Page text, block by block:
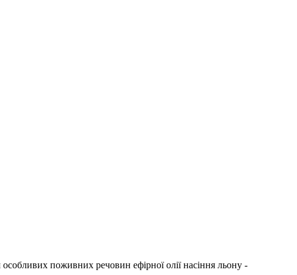
поживних речовин ефірної олії насіння льону -